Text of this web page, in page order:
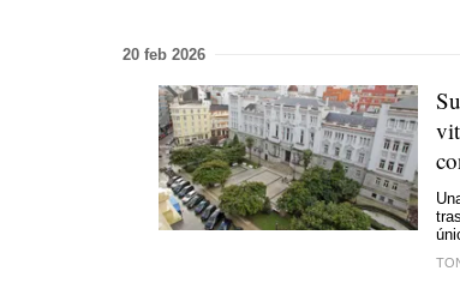
20 feb 2026